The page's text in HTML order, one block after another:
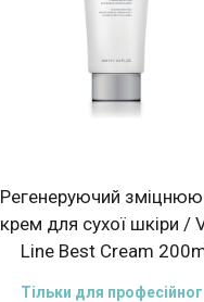
Регенеруючий
крем для сухої шкіри /
Line Best Cream
Тільки для